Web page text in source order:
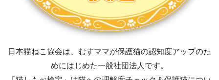
日本猫ねこ協会は、むすママが保護猫の認知度アップのた
めにはじめた一般社団法人です。